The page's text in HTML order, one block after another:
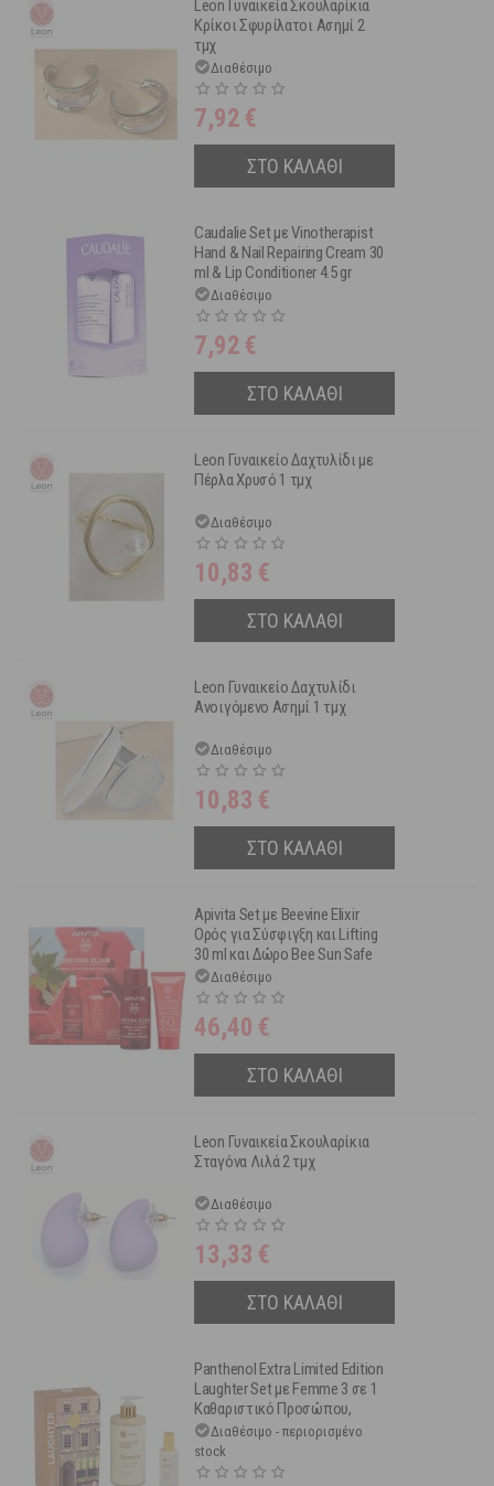
Leon Γυναικεία Σκουλαρίκια
Κρίκοι Σφυρίλατοι Ασημί 2
τμχ
Διαθέσιμο
7,92 €
ΣΤΟ ΚΑΛΑΘΙ
Caudalie Set με Vinotherapist
Hand & Nail Repairing Cream 30
ml & Lip Conditioner 4.5 gr
Διαθέσιμο
7,92 €
ΣΤΟ ΚΑΛΑΘΙ
Leon Γυναικείο Δαχτυλίδι με
Πέρλα Χρυσό 1 τμχ
Διαθέσιμο
10,83 €
ΣΤΟ ΚΑΛΑΘΙ
Leon Γυναικείο Δαχτυλίδι
Ανοιγόμενο Ασημί 1 τμχ
Διαθέσιμο
10,83 €
ΣΤΟ ΚΑΛΑΘΙ
Apivita Set με Beevine Elixir
Ορός για Σύσφιγξη και Lifting
30 ml και Δώρο Bee Sun Safe
Αντηλιακή Κρέμα Προσώπου
15 ml
Διαθέσιμο
46,40 €
ΣΤΟ ΚΑΛΑΘΙ
Leon Γυναικεία Σκουλαρίκια
Σταγόνα Λιλά 2 τμχ
Διαθέσιμο
13,33 €
ΣΤΟ ΚΑΛΑΘΙ
Panthenol Extra Limited Edition
Laughter Set με Femme 3 σε 1
Καθαριστικό Προσώπου,
Σώματος, Μαλλιών 500 ml &
Femme Eau De Toilette 50 ml
Διαθέσιμο - περιορισμένο
stock